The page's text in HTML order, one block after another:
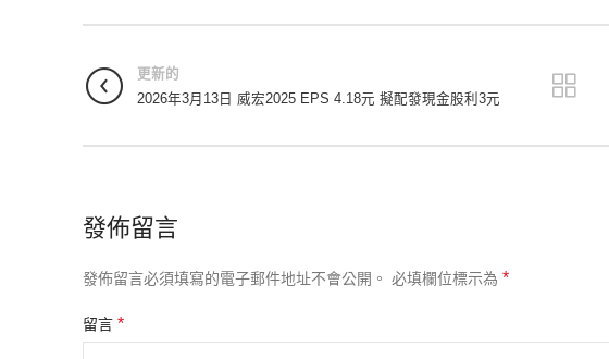
更新的
2026年3月13日 威宏2025 EPS 4.18元 擬配發現金股利3元
發佈留言
發佈留言必須填寫的電子郵件地址不會公開。 必填欄位標示為 *
留言 *